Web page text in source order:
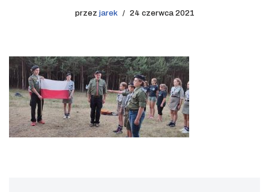
przez jarek 24 czerwca 2021